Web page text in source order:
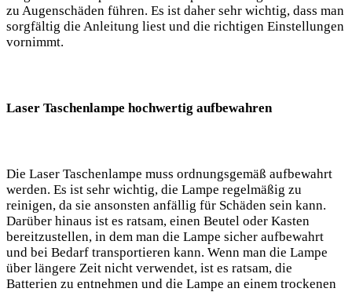
zu Augenschäden führen.‌ Es ist daher sehr wichtig, dass man
sorgfältig die Anleitung liest und die richtigen Einstellungen
vornimmt.
Laser ‌Taschenlampe​ hochwertig aufbewahren
Die Laser⁢ Taschenlampe muss ordnungsgemäß aufbewahrt
werden. Es ist sehr wichtig,‍ die Lampe regelmäßig zu
reinigen, da sie ansonsten anfällig⁤ für Schäden‍ sein kann.
‍Darüber hinaus ist es ratsam, einen Beutel⁢ oder Kasten
bereitzustellen, in dem man die⁣ Lampe sicher aufbewahrt⁢
und bei Bedarf‌ transportieren kann. ⁤Wenn man die Lampe ​
über längere‍ Zeit nicht verwendet, ist es ratsam, die
Batterien zu entnehmen⁢ und​ die Lampe⁣ an⁣ einem trockenen⁤